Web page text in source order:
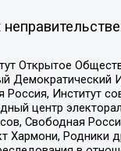
Открытое
Институт
центр
Свободная
Родники